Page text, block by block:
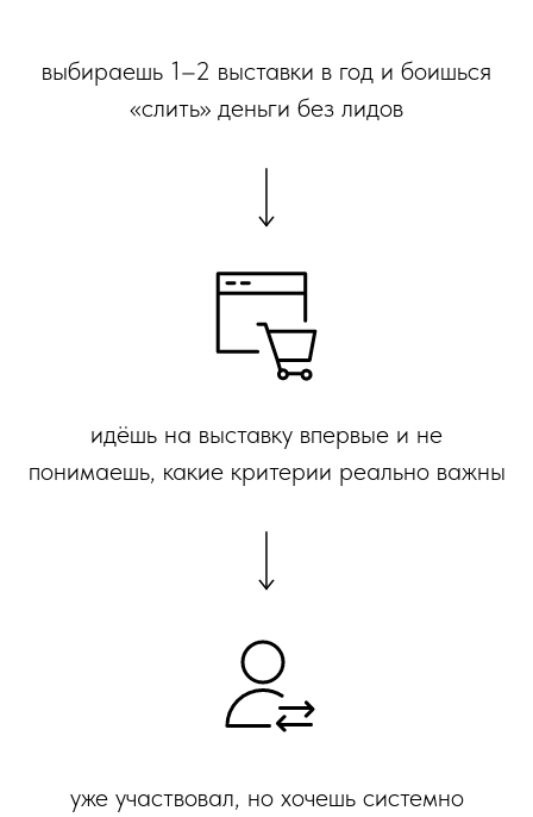
выбираешь 1–2 выставки в год и боишься
«слить» деньги без лидов
идёшь на выставку впервые и не
понимаешь, какие критерии реально важны
уже участвовал, но хочешь системно